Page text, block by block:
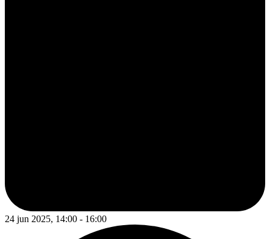
24 jun 2025, 14:00 - 16:00